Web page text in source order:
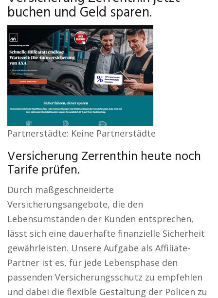
buchen und Geld sparen.
Partnerstädte: Keine Partnerstädte
Versicherung Zerrenthin heute noch
Tarife prüfen.
Durch maßgeschneiderte
Versicherungsangebote, die den
Lebensumständen der Kunden entsprechen,
lässt sich eine dauerhafte finanzielle Sicherheit
gewährleisten. Unsere Aufgabe als Affiliate-
Partner ist es, für jede Lebensphase den
passenden Versicherungsschutz zu empfehlen
und dabei die flexible Gestaltung der Policen zu